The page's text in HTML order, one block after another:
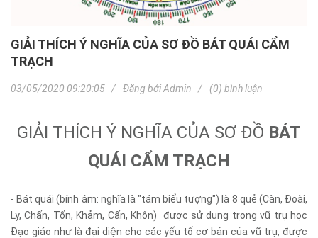
GIẢI THÍCH Ý NGHĨA CỦA SƠ ĐỒ BÁT QUÁI CẨM
TRẠCH
03/05/2020 09:20:05 Đăng bởiAdmin (0) bình luận
GIẢI THÍCH Ý NGHĨA CỦA SƠ ĐỒ BÁT
QUÁI CẨM TRẠCH
- Bát quái (bính âm: nghĩa là "tám biểu tượng") là 8 quẻ (Càn, Đoài,
Ly, Chấn, Tốn, Khảm, Cấn, Khôn) được sử dụng trong vũ trụ học
Đạo giáo như là đại diện cho các yếu tố cơ bản của vũ trụ, được